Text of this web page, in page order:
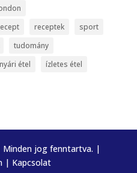
receptek
sport
tudomány
étel ízletes étel
jog fenntartva. |
| Kapcsolat